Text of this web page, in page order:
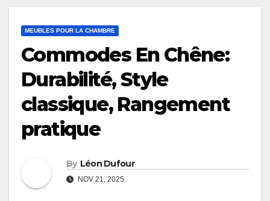
MEUBLES POUR LA CHAMBRE
Commodes En Chêne:
Durabilité, Style
classique, Rangement
pratique
By Léon Dufour
NOV 21, 2025